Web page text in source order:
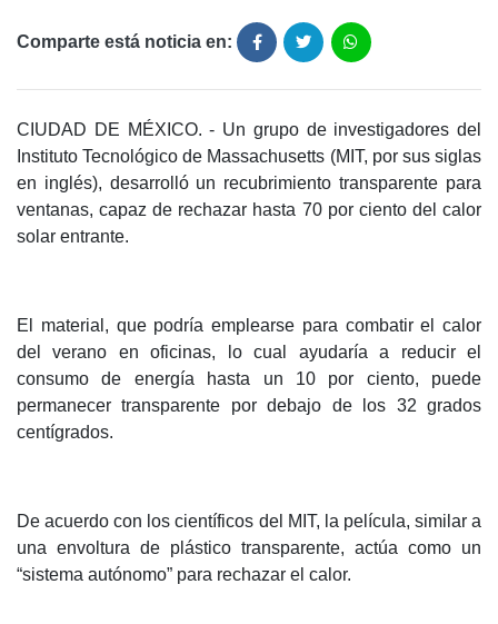
Comparte está noticia en:
CIUDAD DE MÉXICO. - Un grupo de investigadores del
Instituto Tecnológico de Massachusetts (MIT, por sus siglas
en inglés), desarrolló un recubrimiento transparente para
ventanas, capaz de rechazar hasta 70 por ciento del calor
solar entrante.
El material, que podría emplearse para combatir el calor
del verano en oficinas, lo cual ayudaría a reducir el
consumo de energía hasta un 10 por ciento, puede
permanecer transparente por debajo de los 32 grados
centígrados.
De acuerdo con los científicos del MIT, la película, similar a
una envoltura de plástico transparente, actúa como un
“sistema autónomo” para rechazar el calor.